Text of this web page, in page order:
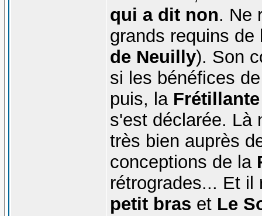
qui a dit non. Ne
grands requins
de Neuilly). Son
si les bénéfices
puis, la
s'est déclarée. Là
très bien auprès
conceptions de la
rétrogrades... Et
petit bras et Le